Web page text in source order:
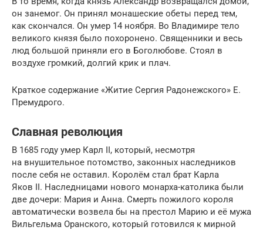
он занемог. Он принял монашеские обеты перед тем,
как скончался. Он умер 14 ноября. Во Владимире тело
великого князя было похоронено. Священники и весь
люд большой приняли его в Боголюбове. Стоял в
воздухе громкий, долгий крик и плач.
Краткое содержание «Житие Сергия Радонежского» Е.
Премудрого.
Славная революция
В 1685 году умер Карл II, который, несмотря
на внушительное потомство, законных наследников
после себя не оставил. Королём стал брат Карла
Яков II. Наследницами нового монарха-католика были
две дочери: Мария и Анна. Смерть пожилого короля
автоматически возвела бы на престол Марию и её мужа
Вильгельма Оранского, который готовился к мирной